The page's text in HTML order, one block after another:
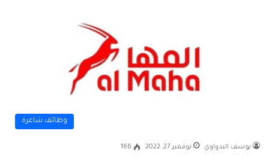
وظائف شاغرة
يوسف البدواوي نوفمبر 27, 2022 166